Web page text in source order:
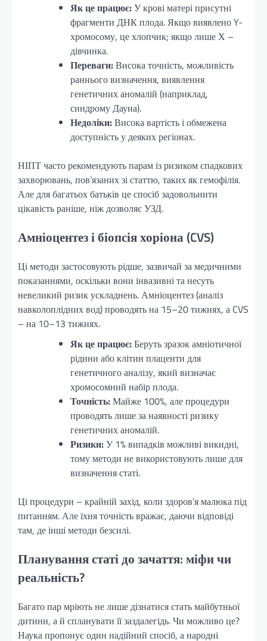
Як це працює:У крові матері присутні
фрагменти ДНК плода. Якщо виявлено Y-
хромосому, це хлопчик; якщо лише Х –
дівчинка.
Переваги:Висока точність, можливість
раннього визначення, виявлення
генетичних аномалій (наприклад,
синдрому Дауна).
Недоліки:Висока вартість і обмежена
доступність у деяких регіонах.
НІПТ часто рекомендують парам із ризиком спадкових
захворювань, пов’язаних зі статтю, таких як гемофілія.
Але для багатьох батьків це спосіб задовольнити
цікавість раніше, ніж дозволяє УЗД.
Амніоцентез і біопсія хоріона (CVS)
Ці методи застосовують рідше, зазвичай за медичними
показаннями, оскільки вони інвазивні та несуть
невеликий ризик ускладнень. Амніоцентез (аналіз
навколоплідних вод) проводять на 15–20 тижнях, а CVS
– на 10–13 тижнях.
Як це працює:Беруть зразок амніотичної
рідини або клітин плаценти для
генетичного аналізу, який визначає
хромосомний набір плода.
Точність:Майже 100%, але процедури
проводять лише за наявності ризику
генетичних аномалій.
Ризики:У 1% випадків можливі викидні,
тому методи не використовують лише для
визначення статі.
Ці процедури – крайній захід, коли здоров’я малюка під
питанням. Але їхня точність вражає, даючи відповіді
там, де інші методи безсилі.
Планування статі до зачаття: міфи чи
реальність?
Багато пар мріють не лише дізнатися стать майбутньої
дитини, а й спланувати її заздалегідь. Чи можливо це?
Наука пропонує один надійний спосіб, а народні